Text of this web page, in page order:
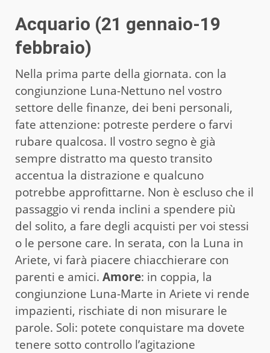
Acquario (21 gennaio-19
febbraio)
Nella prima parte della giornata. con la
congiunzione Luna-Nettuno nel vostro
settore delle finanze, dei beni personali,
fate attenzione: potreste perdere o farvi
rubare qualcosa. Il vostro segno è già
sempre distratto ma questo transito
accentua la distrazione e qualcuno
potrebbe approfittarne. Non è escluso che il
passaggio vi renda inclini a spendere più
del solito, a fare degli acquisti per voi stessi
o le persone care. In serata, con la Luna in
Ariete, vi farà piacere chiacchierare con
parenti e amici. Amore: in coppia, la
congiunzione Luna-Marte in Ariete vi rende
impazienti, rischiate di non misurare le
parole. Soli: potete conquistare ma dovete
tenere sotto controllo l’agitazione